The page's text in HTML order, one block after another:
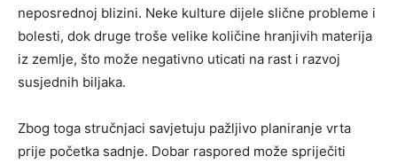
neposrednoj blizini. Neke kulture dijele slične probleme i
bolesti, dok druge troše velike količine hranjivih materija
iz zemlje, što može negativno uticati na rast i razvoj
susjednih biljaka.
Zbog toga stručnjaci savjetuju pažljivo planiranje vrta
prije početka sadnje. Dobar raspored može spriječiti